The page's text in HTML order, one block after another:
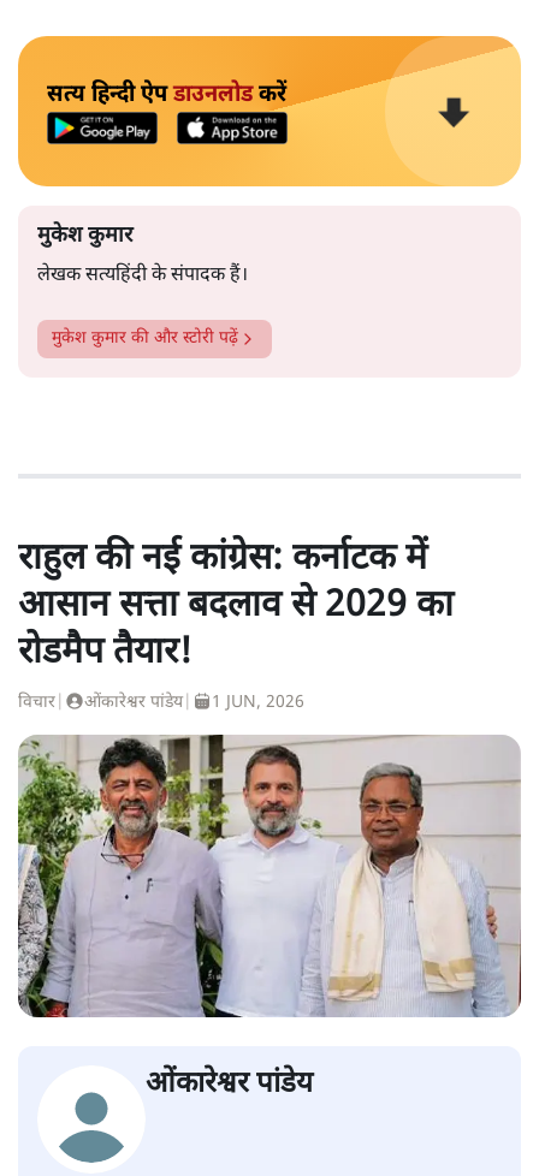
सत्य हिन्दी ऐपडाउनलोडकरें
मुकेश कुमार
लेखक सत्यहिंदी के संपादक हैं।
मुकेश कुमार की और स्टोरी पढ़ें
राहुल की नई कांग्रेस: कर्नाटक में
आसान सत्ता बदलाव से 2029 का
रोडमैप तैयार!
विचार ओंकारेश्वर पांडेय| 1 JUN, 2026
ओंकारेश्वर पांडेय